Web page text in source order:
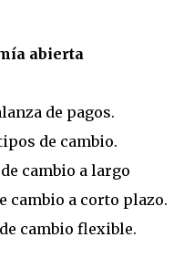
abierta
de pagos.
de cambio.
cambio a largo
cambio a corto plazo.
cambio flexible.